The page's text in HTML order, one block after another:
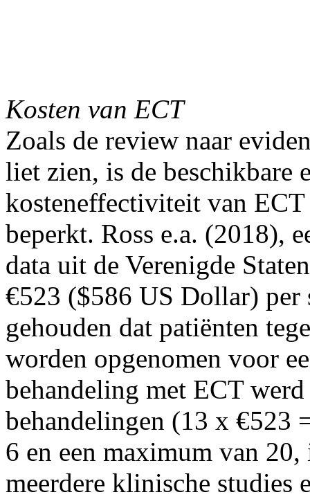
Kosten van ECT
Zoals de review naar
liet zien, is de beschikbare
kosteneffectiviteit van ECT
beperkt. Ross e.a. (2018),
data uit de Verenigde
€523 ($586 US Dollar) per
gehouden dat patiënten
worden opgenomen voor
behandeling met ECT
behandelingen (13 x €523
6 en een maximum van 20,
meerdere klinische studies